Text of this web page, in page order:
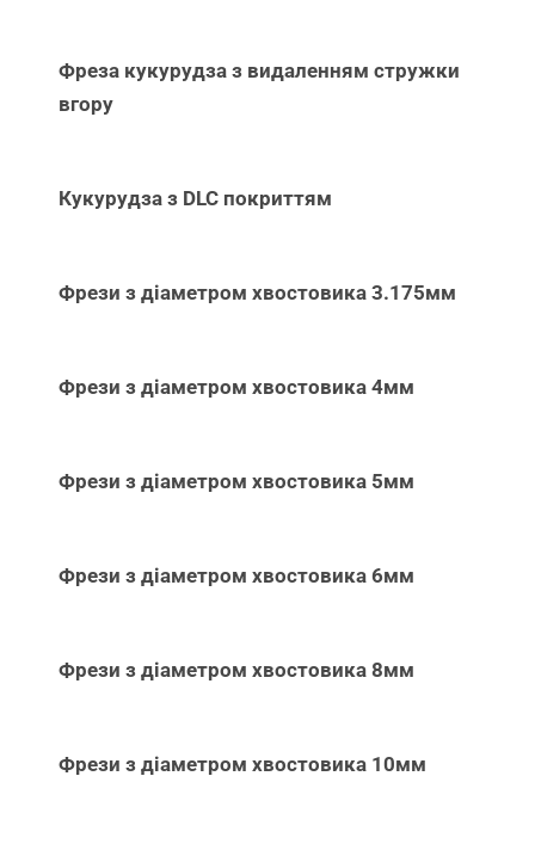
Фреза кукурудза з видаленням стружки
вгору
Кукурудза з DLC покриттям
Фрези з діаметром хвостовика 3.175мм
Фрези з діаметром хвостовика 4мм
Фрези з діаметром хвостовика 5мм
Фрези з діаметром хвостовика 6мм
Фрези з діаметром хвостовика 8мм
Фрези з діаметром хвостовика 10мм